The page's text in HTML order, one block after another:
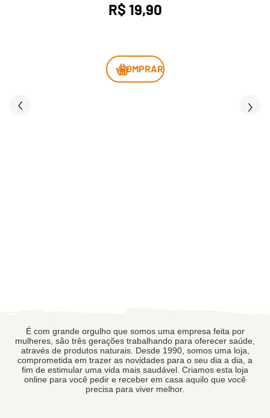
R$ 19,90
COMPRAR
É com grande orgulho que somos uma empresa feita por
mulheres, são três gerações trabalhando para oferecer saúde,
através de produtos naturais. Desde 1990, somos uma loja,
comprometida em trazer as novidades para o seu dia a dia, a
fim de estimular uma vida mais saudável. Criamos esta loja
online para você pedir e receber em casa aquilo que você
precisa para viver melhor.